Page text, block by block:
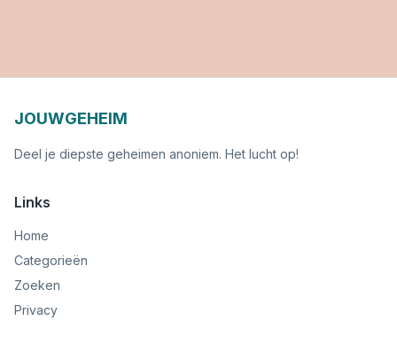
JOUWGEHEIM
Deel je diepste geheimen anoniem. Het lucht op!
Links
Home
Categorieën
Zoeken
Privacy